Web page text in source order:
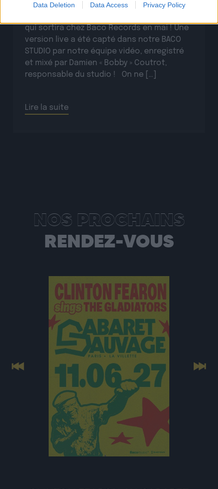
Data Deletion Data Access Privacy Policy
(recut version) extrait de son futur album
version live a été capté dans notre BACO
STUDIO par notre équipe vidéo, enregistré
et mixé par Damien « Bobby » Coutrot,
responsable du studio ! On ne […]
NOS PROCHAINS
RENDEZ-VOUS